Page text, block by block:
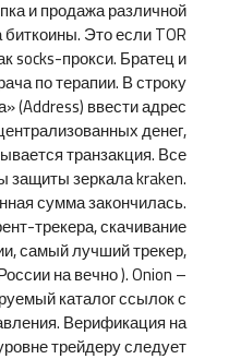
и продажа различной
Это если TOR
socks-прокси. Братец и
по терапии. В строку
(Address) ввести адрес
денег,
транзакция. Все
зеркала kraken.
сумма закончилась.
трекера, скачивание
самый лучший трекер,
на вечно ). Onion –
каталог ссылок с
Верификация на
трейдеру следует